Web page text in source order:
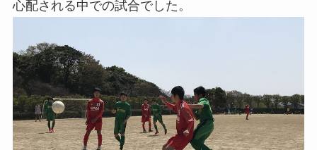
心配される中での試合でした。